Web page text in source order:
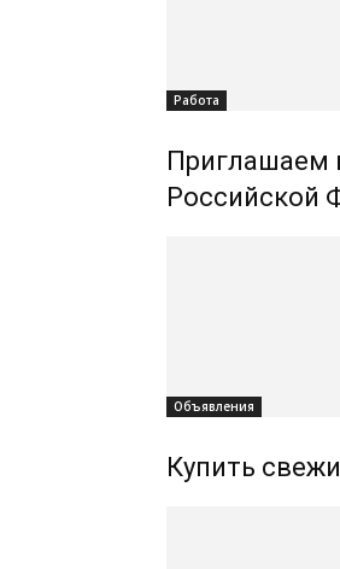
Работа
Приглашаем
Российской
Объявления
Купить